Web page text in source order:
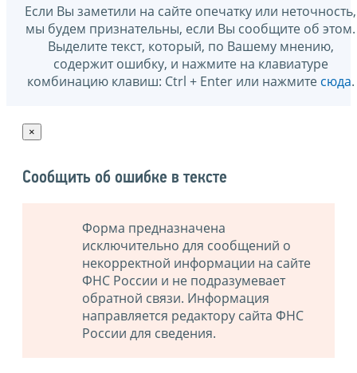
Если Вы заметили на сайте опечатку или неточность,
мы будем признательны, если Вы сообщите об этом.
Выделите текст, который, по Вашему мнению,
содержит ошибку, и нажмите на клавиатуре
комбинацию клавиш: Ctrl + Enter или нажмите сюда.
×
Сообщить об ошибке в тексте
Форма предназначена
исключительно для сообщений о
некорректной информации на сайте
ФНС России и не подразумевает
обратной связи. Информация
направляется редактору сайта ФНС
России для сведения.